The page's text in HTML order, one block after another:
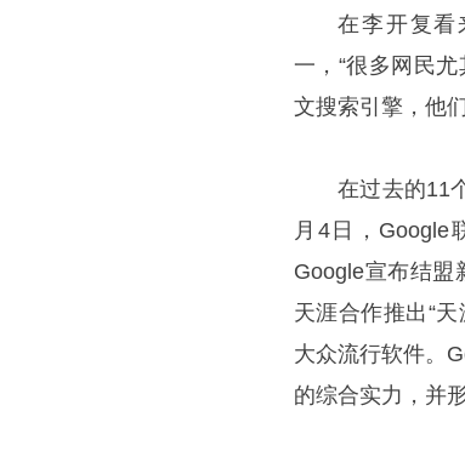
在李开复看
一，“很多网民
文搜索引擎，他
在过去的11
月4日，Google
Google宣布结盟
天涯合作推出“
大众流行软件。
的综合实力，并